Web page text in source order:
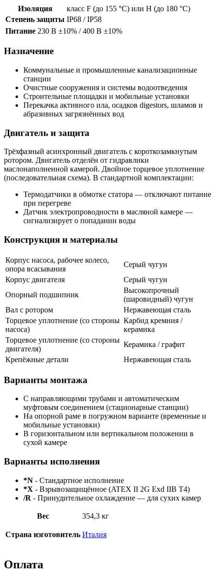
Изоляция
класс F (до 155 °C) или H (до 180 °C)
Степень защиты IP68 / IP58
Питание 230 В ±10% / 400 В ±10%
Назначение
Коммунальные и промышленные канализационные
станции
Очистные сооружения и системы водоотведения
Строительные площадки и мобильные установки
Перекачка активного ила, осадков digestors, шламов и
абразивных загрязнённых вод
Двигатель и защита
Трёхфазный асинхронный двигатель с короткозамкнутым
ротором. Двигатель отделён от гидравлики
маслонаполненной камерой. Двойное торцевое уплотнение
(последовательная схема). В стандартной комплектации:
Термодатчики в обмотке статора — отключают питание
при перегреве
Датчик электропроводности в масляной камере —
сигнализирует о попадании воды
Конструкция и материалы
Корпус насоса, рабочее колесо,
опора всасывания
Серый чугун
Корпус двигателя
Серый чугун
Опорный подшипник
Высокопрочный
(шаровидный) чугун
Вал с ротором
Нержавеющая сталь
Торцевое уплотнение (со стороны
насоса)
Карбид кремния /
керамика
Торцевое уплотнение (со стороны
двигателя)
Керамика / графит
Крепёжные детали
Нержавеющая сталь
Варианты монтажа
С направляющими трубами и автоматическим
муфтовым соединением (стационарные станции)
На опорной раме в погружном варианте (временные и
мобильные установки)
В горизонтальном или вертикальном положении в
сухой камере
Варианты исполнения
*N - Стандартное исполнение
*X - Взрывозащищённое (ATEX II 2G Exd IIB T4)
/R - Принудительное охлаждение — для сухих камер
Вес 354,3 кг
Страна изготовитель Италия
Оплата